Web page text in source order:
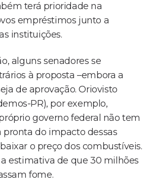
terá prioridade na
empréstimos junto a
instituições.
alguns senadores se
à proposta –embora a
de aprovação. Oriovisto
PR), por exemplo,
governo federal não tem
do impacto dessas
o preço dos combustíveis.
estimativa de que 30 milhões
fome.